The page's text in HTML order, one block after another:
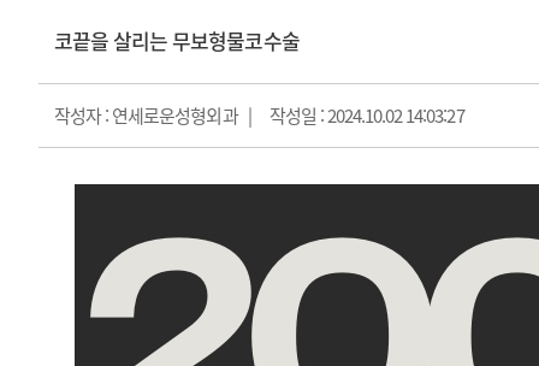
코끝을 살리는 무보형물코수술
작성자 : 연세로운성형외과 작성일 : 2024.10.02 14:03:27